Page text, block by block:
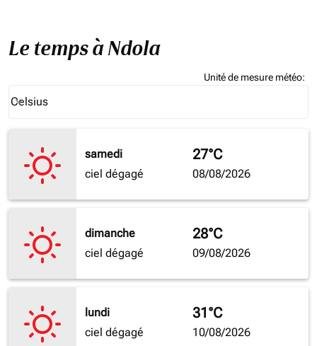
Le temps à Ndola
Unité de mesure météo:
Celsius
keyboard_arrow_down
samedi
ciel dégagé
27°C
08/08/2026
dimanche
ciel dégagé
28°C
09/08/2026
lundi
ciel dégagé
31°C
10/08/2026